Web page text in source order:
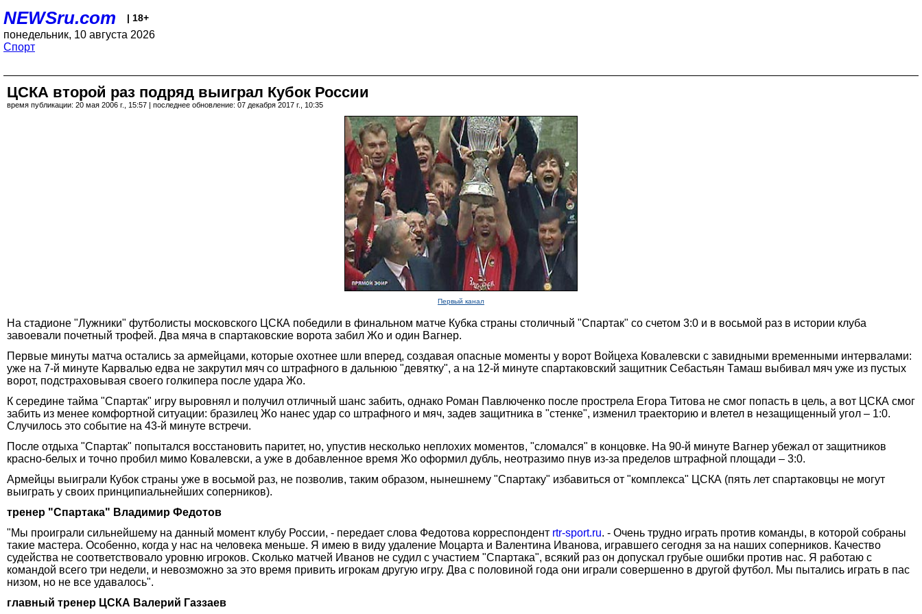
NEWSru.com | 18+
понедельник, 10 августа 2026
Спорт
ЦСКА второй раз подряд выиграл Кубок России
время публикации: 20 мая 2006 г., 15:57 | последнее обновление: 07 декабря 2017 г., 10:35
Первый канал
На стадионе "Лужники" футболисты московского ЦСКА победили в финальном матче Кубка страны столичный "Спартак" со счетом 3:0 и в восьмой раз в истории клуба
завоевали почетный трофей. Два мяча в спартаковские ворота забил Жо и один Вагнер.
Первые минуты матча остались за армейцами, которые охотнее шли вперед, создавая опасные моменты у ворот Войцеха Ковалевски с завидными временными интервалами:
уже на 7-й минуте Карвалью едва не закрутил мяч со штрафного в дальнюю "девятку", а на 12-й минуте спартаковский защитник Себастьян Тамаш выбивал мяч уже из пустых
ворот, подстраховывая своего голкипера после удара Жо.
К середине тайма "Спартак" игру выровнял и получил отличный шанс забить, однако Роман Павлюченко после прострела Егора Титова не смог попасть в цель, а вот ЦСКА смог
забить из менее комфортной ситуации: бразилец Жо нанес удар со штрафного и мяч, задев защитника в "стенке", изменил траекторию и влетел в незащищенный угол – 1:0.
Случилось это событие на 43-й минуте встречи.
После отдыха "Спартак" попытался восстановить паритет, но, упустив несколько неплохих моментов, "сломался" в концовке. На 90-й минуте Вагнер убежал от защитников
красно-белых и точно пробил мимо Ковалевски, а уже в добавленное время Жо оформил дубль, неотразимо пнув из-за пределов штрафной площади – 3:0.
Армейцы выиграли Кубок страны уже в восьмой раз, не позволив, таким образом, нынешнему "Спартаку" избавиться от "комплекса" ЦСКА (пять лет спартаковцы не могут
выиграть у своих принципиальнейших соперников).
тренер "Спартака" Владимир Федотов
"Мы проиграли сильнейшему на данный момент клубу России, - передает слова Федотова корреспондент rtr-sport.ru. - Очень трудно играть против команды, в которой собраны
такие мастера. Особенно, когда у нас на человека меньше. Я имею в виду удаление Моцарта и Валентина Иванова, игравшего сегодня за на наших соперников. Качество
судейства не соответствовало уровню игроков. Сколько матчей Иванов не судил с участием "Спартака", всякий раз он допускал грубые ошибки против нас. Я работаю с
командой всего три недели, и невозможно за это время привить игрокам другую игру. Два с половиной года они играли совершенно в другой футбол. Мы пытались играть в пас
низом, но не все удавалось".
главный тренер ЦСКА Валерий Газзаев